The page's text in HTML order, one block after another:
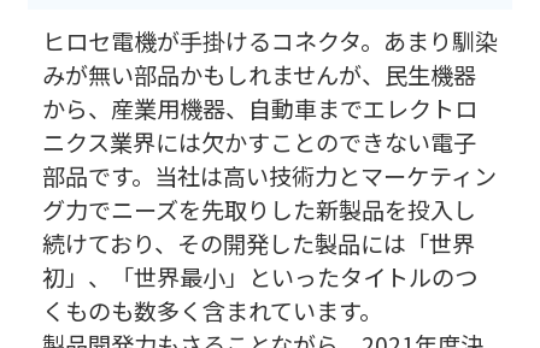
ヒロセ電機が手掛けるコネクタ。あまり馴染
みが無い部品かもしれませんが、民生機器
から、産業用機器、自動車までエレクトロ
ニクス業界には欠かすことのできない電子
部品です。当社は高い技術力とマーケティン
グ力でニーズを先取りした新製品を投入し
続けており、その開発した製品には「世界
初」、「世界最小」といったタイトルのつ
くものも数多く含まれています。